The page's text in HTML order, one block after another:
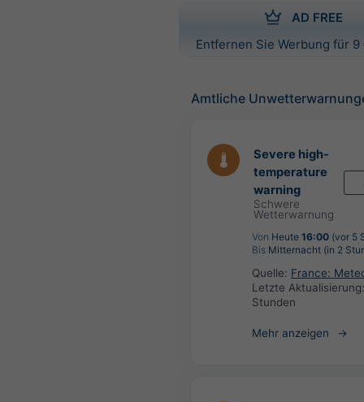
AD FREE
Entfernen Sie Werbung für
Amtliche
Severe high-
temperature
warning
Schwere
Wetterwarnung
Von Heute 16:00 (vor 5
Bis Mitternacht (in 2
Quelle: France:
Letzte
Stunden
Mehr anzeigen